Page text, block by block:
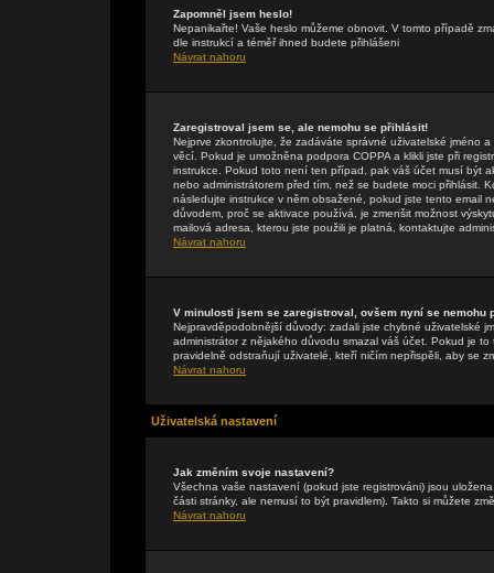
Zapomněl jsem heslo!
Nepanikařte! Vaše heslo můžeme obnovit. V tomto případě
dle instrukcí a téměř ihned budete přihlášeni
Návrat nahoru
Zaregistroval jsem se, ale nemohu se přihlásit!
Nejprve zkontrolujte, že zadáváte správné uživatelské jméno
věcí. Pokud je umožněna podpora COPPA a klikli jste při
instrukce. Pokud toto není ten případ, pak váš účet musí být
nebo administrátorem před tím, než se budete moci přihlásit.
následujte instrukce v něm obsažené, pokud jste tento email
důvodem, proč se aktivace používá, je zmenšit možnost
mailová adresa, kterou jste použili je platná, kontaktujte
Návrat nahoru
V minulosti jsem se zaregistroval, ovšem nyní se nemohu
Nejpravděpodobnější důvody: zadali jste chybné uživatelské
administrátor z nějakého důvodu smazal váš účet. Pokud je
pravidelně odstraňují uživatelé, kteří ničím nepřispěli, aby se
Návrat nahoru
Uživatelská nastavení
Jak změním svoje nastavení?
Všechna vaše nastavení (pokud jste registrováni) jsou
části stránky, ale nemusí to být pravidlem). Takto si můžete
Návrat nahoru